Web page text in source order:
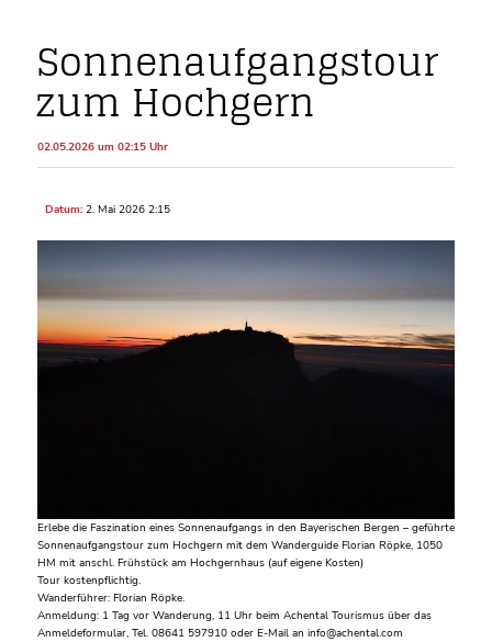
Sonnenaufgangstour
zum Hochgern
02.05.2026 um 02:15 Uhr
Datum: 2. Mai 2026 2:15
Erlebe die Faszination eines Sonnenaufgangs in den Bayerischen Bergen – geführte
Sonnenaufgangstour zum Hochgern mit dem Wanderguide Florian Röpke, 1050
HM mit anschl. Frühstück am Hochgernhaus (auf eigene Kosten)
Tour kostenpflichtig.
Wanderführer: Florian Röpke.
Anmeldung: 1 Tag vor Wanderung, 11 Uhr beim Achental Tourismus über das
Anmeldeformular, Tel. 08641 597910 oder E-Mail an info@achental.com